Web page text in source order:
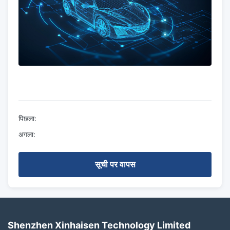
पिछला:
अगला:
सूची पर वापस
Shenzhen Xinhaisen Technology Limited